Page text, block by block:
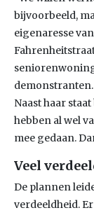
bijvoorbeeld,
eigenaresse
Naast haar
hebben al wel
mee gedaan.
Veel
De plannen
verdeeldheid.